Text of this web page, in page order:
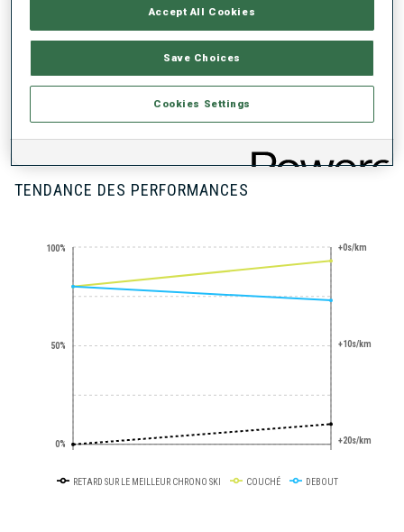
TENDANCE DES PERFORMANCES
0%
50%
100% +0s/km
+10s/km
+20s/km
RETARD SUR LE MEILLEUR CHRONO SKI COUCHÉ DEBOUT
Accept All Cookies
Save Choices
Cookies Settings